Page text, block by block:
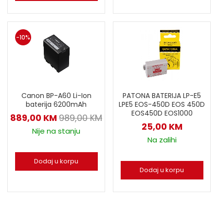
-10%
Canon BP-A60 Li-Ion
baterija 6200mAh
889,00 KM989,00KM
Nije na stanju
Dodaj u korpu
PATONA BATERIJA LP-E5
LPE5 EOS-450D EOS 450D
EOS450D EOS1000
25,00 KM
Na zalihi
Dodaj u korpu